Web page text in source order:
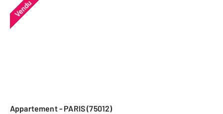
Vendu
Appartement - PARIS (75012)